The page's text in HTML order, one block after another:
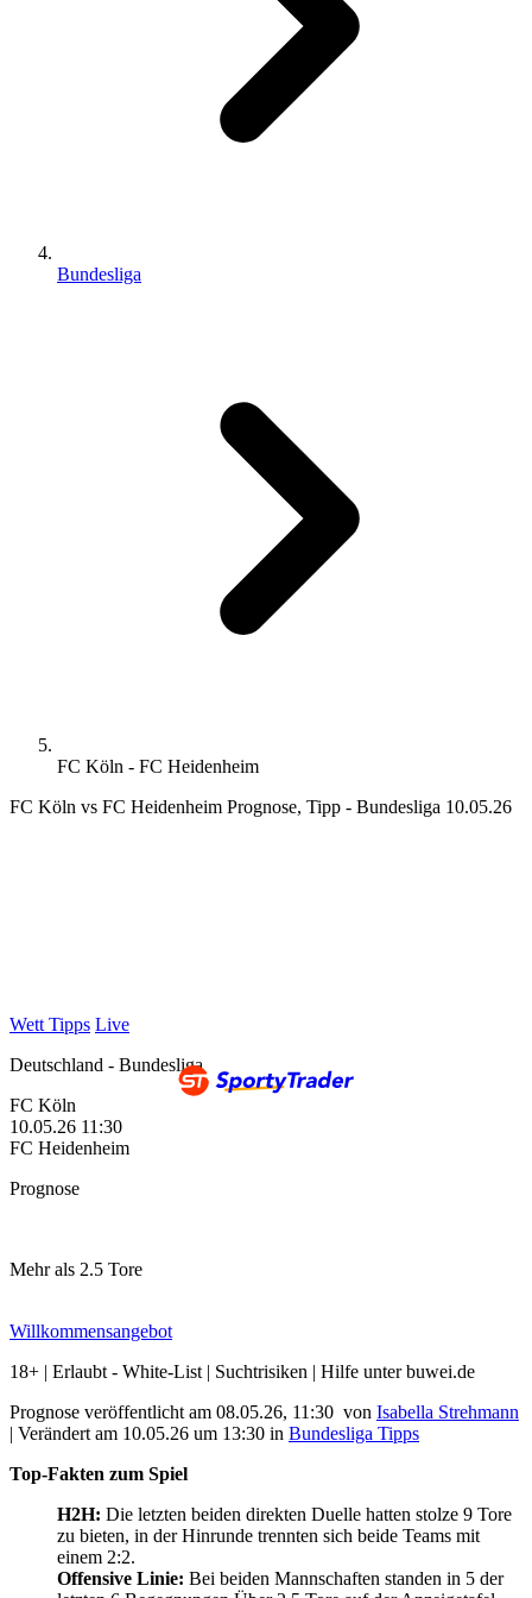
Bundesliga
FC Köln - FC Heidenheim
FC Köln vs FC Heidenheim Prognose, Tipp - Bundesliga 10.05.26
Wett Tipps Live
Deutschland - Bundesliga
FC Köln
10.05.26 11:30
FC Heidenheim
Prognose
Mehr als 2.5 Tore
Willkommensangebot
18+ | Erlaubt - White-List | Suchtrisiken | Hilfe unter buwei.de
Prognose veröffentlicht am 08.05.26, 11:30 von Isabella Strehmann
| Verändert am 10.05.26 um 13:30 in Bundesliga Tipps
Top-Fakten zum Spiel
H2H: Die letzten beiden direkten Duelle hatten stolze 9 Tore
zu bieten, in der Hinrunde trennten sich beide Teams mit
einem 2:2.
Offensive Linie: Bei beiden Mannschaften standen in 5 der